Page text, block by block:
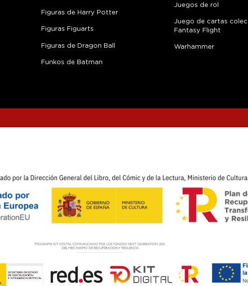
Figuras de Harry Potter
Figuras Figuarts
Figuras de Dragon Ball
Funkos de Batman
Juegos de rol
Juego de cartas
Fantasy Flight
Warhammer